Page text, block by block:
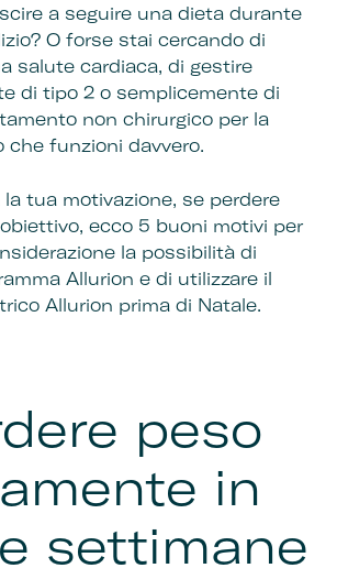
a seguire una dieta durante
O forse stai cercando di
salute cardiaca, di gestire
di tipo 2 o semplicemente di
non chirurgico per la
che funzioni davvero.
tua motivazione, se perdere
ecco 5 buoni motivi per
la possibilità di
Allurion e di utilizzare il
Allurion prima di Natale.
peso
in
settimane